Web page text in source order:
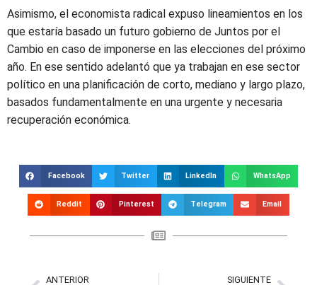
Asimismo, el economista radical expuso lineamientos en los
que estaría basado un futuro gobierno de Juntos por el
Cambio en caso de imponerse en las elecciones del próximo
año. En ese sentido adelantó que ya trabajan en ese sector
político en una planificación de corto, mediano y largo plazo,
basados fundamentalmente en una urgente y necesaria
recuperación económica.
Facebook Twitter LinkedIn WhatsApp
Reddit Pinterest Telegram Email
ANTERIOR SIGUIENTE